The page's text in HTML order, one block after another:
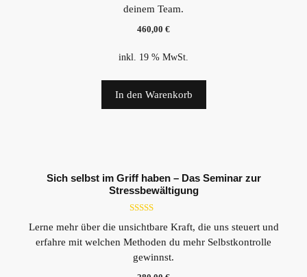
deinem Team.
460,00 €
inkl. 19 % MwSt.
In den Warenkorb
Sich selbst im Griff haben – Das Seminar zur
Stressbewältigung
von 5
Lerne mehr über die unsichtbare Kraft, die uns steuert und
erfahre mit welchen Methoden du mehr Selbstkontrolle
gewinnst.